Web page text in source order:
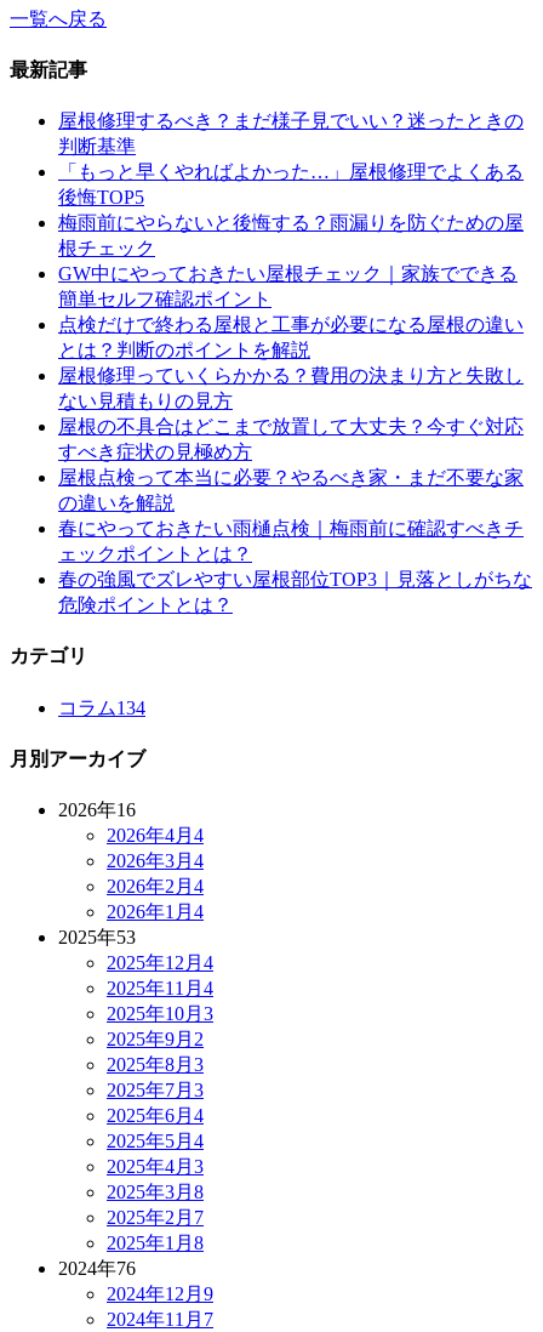
一覧へ戻る
最新記事
屋根修理するべき？まだ様子見でいい？迷ったときの
判断基準
「もっと早くやればよかった…」屋根修理でよくある
後悔TOP5
梅雨前にやらないと後悔する？雨漏りを防ぐための屋
根チェック
GW中にやっておきたい屋根チェック｜家族でできる
簡単セルフ確認ポイント
点検だけで終わる屋根と工事が必要になる屋根の違い
とは？判断のポイントを解説
屋根修理っていくらかかる？費用の決まり方と失敗し
ない見積もりの見方
屋根の不具合はどこまで放置して大丈夫？今すぐ対応
すべき症状の見極め方
屋根点検って本当に必要？やるべき家・まだ不要な家
の違いを解説
春にやっておきたい雨樋点検｜梅雨前に確認すべきチ
ェックポイントとは？
春の強風でズレやすい屋根部位TOP3｜見落としがちな
危険ポイントとは？
カテゴリ
コラム134
月別アーカイブ
2026年16
2026年4月 4
2026年3月 4
2026年2月 4
2026年1月 4
2025年53
2025年12月 4
2025年11月 4
2025年10月 3
2025年9月 2
2025年8月 3
2025年7月 3
2025年6月 4
2025年5月 4
2025年4月 3
2025年3月 8
2025年2月 7
2025年1月 8
2024年76
2024年12月 9
2024年11月 7